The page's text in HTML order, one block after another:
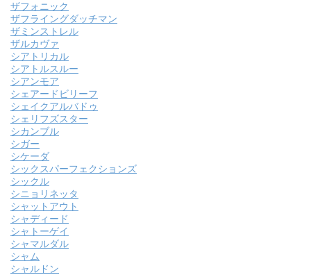
ザフォニック
ザフライングダッチマン
ザミンストレル
ザルカヴァ
シアトリカル
シアトルスルー
シアンモア
シェアードビリーフ
シェイクアルバドゥ
シェリフズスター
シカンブル
シガー
シケーダ
シックスパーフェクションズ
シックル
シニョリネッタ
シャットアウト
シャディード
シャトーゲイ
シャマルダル
シャム
シャルドン